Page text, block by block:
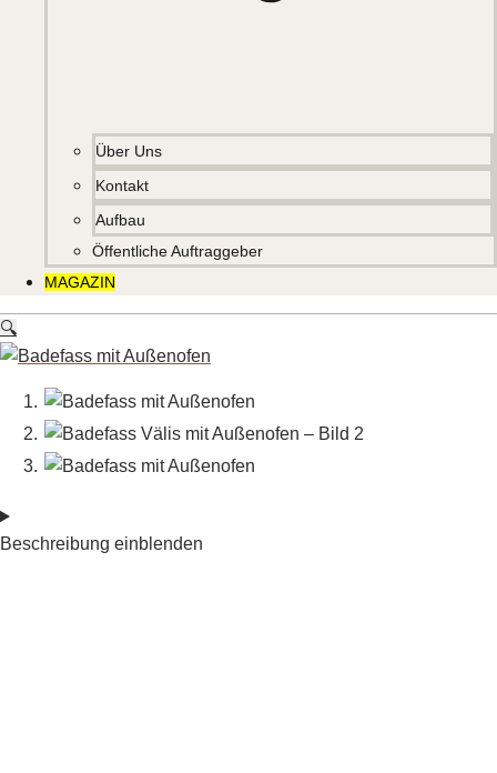
Über Uns
Kontakt
Aufbau
Öffentliche Auftraggeber
MAGAZIN
🔍
Beschreibung einblenden